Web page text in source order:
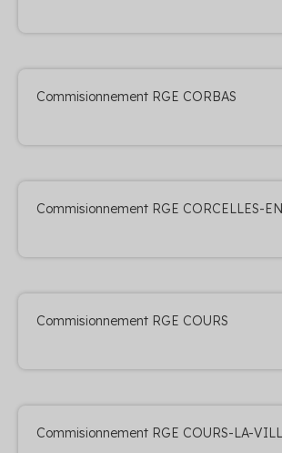
Commisionnement RGE CORBAS
Commisionnement RGE CORCELLES-
Commisionnement RGE COURS
Commisionnement RGE COURS-LA-